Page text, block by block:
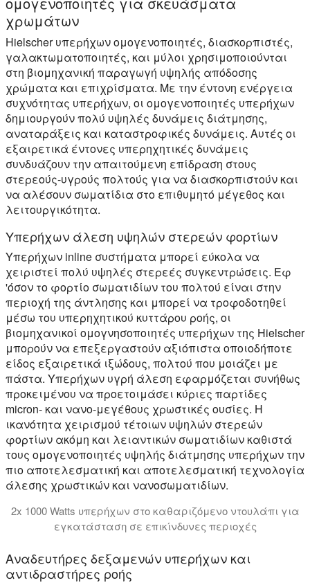
χρωμάτων
Hielscher υπερήχων ομογενοποιητές, διασκορπιστές,
γαλακτωματοποιητές, και μύλοι χρησιμοποιούνται
στη βιομηχανική παραγωγή υψηλής απόδοσης
χρώματα και επιχρίσματα. Με την έντονη ενέργεια
συχνότητας υπερήχων, οι ομογενοποιητές υπερήχων
δημιουργούν πολύ υψηλές δυνάμεις διάτμησης,
αναταράξεις και καταστροφικές δυνάμεις. Αυτές οι
εξαιρετικά έντονες υπερηχητικές δυνάμεις
συνδυάζουν την απαιτούμενη επίδραση στους
στερεούς-υγρούς πολτούς για να διασκορπιστούν και
να αλέσουν σωματίδια στο επιθυμητό μέγεθος και
λειτουργικότητα.
Υπερήχων άλεση υψηλών στερεών φορτίων
Υπερήχων inline συστήματα μπορεί εύκολα να
χειριστεί πολύ υψηλές στερεές συγκεντρώσεις. Εφ
'όσον το φορτίο σωματιδίων του πολτού είναι στην
περιοχή της άντλησης και μπορεί να τροφοδοτηθεί
μέσω του υπερηχητικού κυττάρου ροής, οι
βιομηχανικοί ομογνησοποιητές υπερήχων της Hielscher
μπορούν να επεξεργαστούν αξιόπιστα οποιοδήποτε
είδος εξαιρετικά ιξώδους, πολτού που μοιάζει με
πάστα. Υπερήχων υγρή άλεση εφαρμόζεται συνήθως
προκειμένου να προετοιμάσει κύριες παρτίδες
micron- και νανο-μεγέθους χρωστικές ουσίες. Η
ικανότητα χειρισμού τέτοιων υψηλών στερεών
φορτίων ακόμη και λειαντικών σωματιδίων καθιστά
τους ομογενοποιητές υψηλής διάτμησης υπερήχων την
πιο αποτελεσματική και αποτελεσματική τεχνολογία
άλεσης χρωστικών και νανοσωματιδίων.
2x 1000 Watts υπερήχων στο καθαριζόμενο ντουλάπι για
εγκατάσταση σε επικίνδυνες περιοχές
Αναδευτήρες δεξαμενών υπερήχων και
αντιδραστήρες ροής